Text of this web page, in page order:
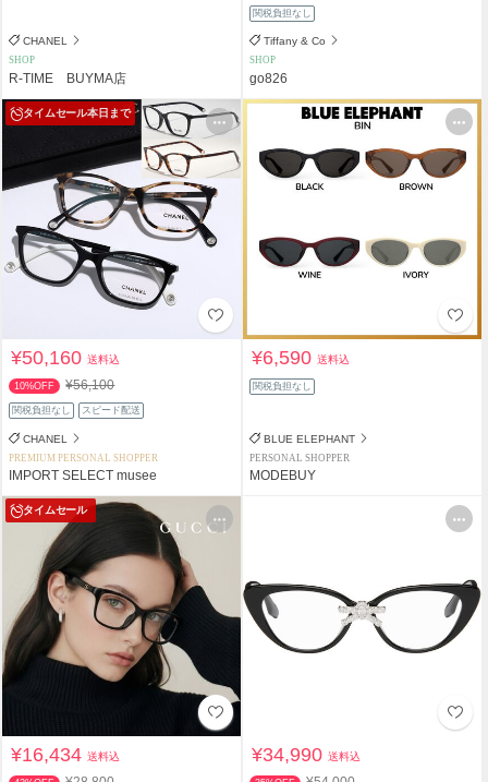
CHANEL
SHOP
R-TIME BUYMA店
関税負担なし
Tiffany & Co
SHOP
go826
タイムセール本日まで
¥50,160送料込
10%OFF ¥56,100
関税負担なし スピード配送
CHANEL
PREMIUM PERSONAL SHOPPER
IMPORT SELECT musee
¥6,590送料込
関税負担なし
BLUE ELEPHANT
PERSONAL SHOPPER
MODEBUY
タイムセール
¥16,434送料込 ¥34,990送料込